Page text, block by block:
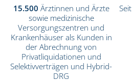
15.500 Ärztinnen und Ärzte
sowie medizinische
Versorgungszentren und
Krankenhäuser als Kunden in
der Abrechnung von
Privatliquidationen und
Selektivverträgen und Hybrid-
DRG
Seit